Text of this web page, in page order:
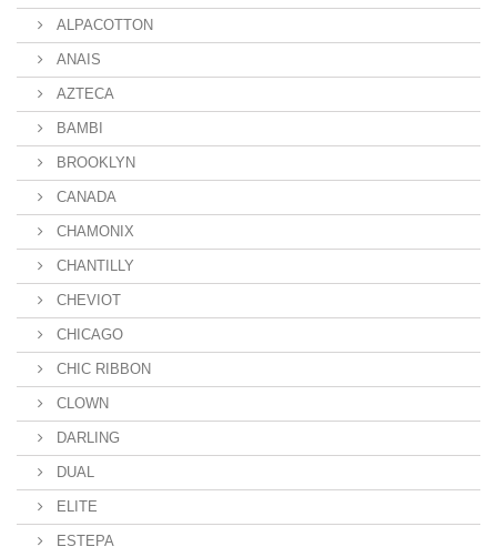
ALPACOTTON
ANAIS
AZTECA
BAMBI
BROOKLYN
CANADA
CHAMONIX
CHANTILLY
CHEVIOT
CHICAGO
CHIC RIBBON
CLOWN
DARLING
DUAL
ELITE
ESTEPA